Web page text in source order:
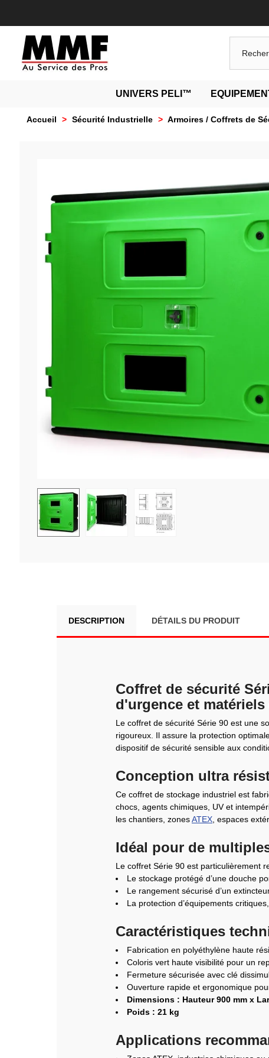
UNIVERS PELI™
Accueil > Sécurité Industrielle > Armoires / Coffrets de
DESCRIPTION DÉTAILS DU PRODUIT
Coffret de sécurité
d'urgence et
Le coffret de sécurité Série 90 est une
rigoureux. Il assure la protection
dispositif de sécurité sensible aux
Conception ultra
Ce coffret de stockage industriel est
chocs, agents chimiques, UV et
les chantiers, zonesATEX , espaces
Idéal pour de
Le coffret Série 90 est particulièrement
Le stockage protégé d’une douche
Le rangement sécurisé d’un
La protection d’équipements
Caractéristiques
Fabrication en polyéthylène haute
Coloris vert haute visibilité pour un
Fermeture sécurisée avec clé
Ouverture rapide et ergonomique
Dimensions : Hauteur 900 mm x
Poids : 21 kg
Applications